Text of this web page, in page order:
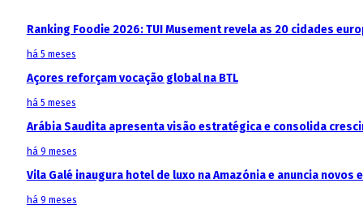
Ranking Foodie 2026: TUI Musement revela as 20 cidades
há 5 meses
Açores reforçam vocação global na BTL
há 5 meses
Arábia Saudita apresenta visão estratégica e consolida
há 9 meses
Vila Galé inaugura hotel de luxo na Amazónia e anuncia
há 9 meses